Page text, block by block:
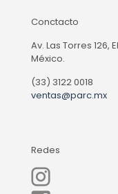
Conctacto
Av. Las Torres
México.
(33) 3122 0018
ventas@parc.mx
Redes